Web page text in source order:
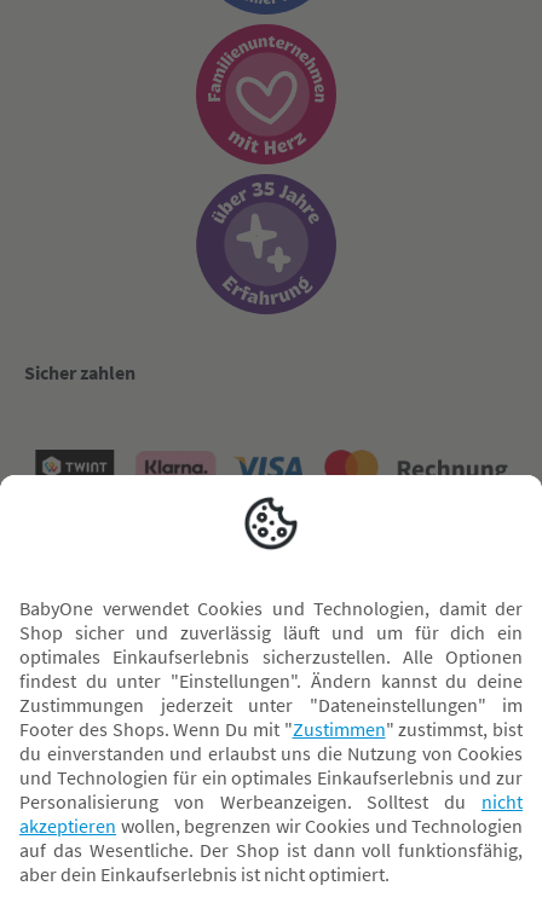
Sicher zahlen
* Alle Preise inkl. MwSt. und ggf. zzgl.Versandkosten. Der dargestellte Preis gilt -
abhängig von der von dir gewählten Option - im BabyOne-Onlineshop oder bei
Abholung in dem von dir gewählten BabyOne-Franchise-Betrieb. Der für den
Onlineshop geltende Preis stellt bei einem Verkauf durch unsere Franchise-
Nehmer eine unverbindliche Preisempfehlung dar. Der Verkaufspreis der